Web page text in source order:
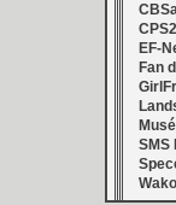
EF-
Fan
SMS